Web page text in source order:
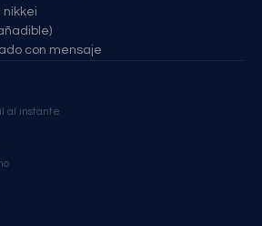
nikkei
con mensaje
al instante